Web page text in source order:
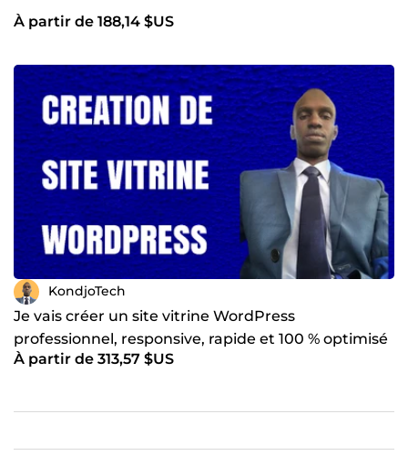
À partir de 188,14 $US
KondjoTech
Je vais créer un site vitrine WordPress
professionnel, responsive, rapide et 100 % optimisé
SEO
À partir de 313,57 $US